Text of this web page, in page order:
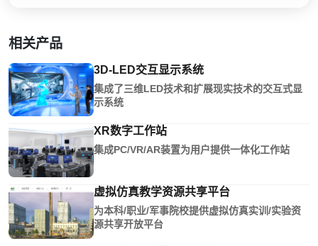
相关产品
3D-LED交互显示系统
集成了三维LED技术和扩展现实技术的交互式显
示系统
XR数字工作站
集成PC/VR/AR装置为用户提供一体化工作站
虚拟仿真教学资源共享平台
为本科/职业/军事院校提供虚拟仿真实训/实验资
源共享开放平台